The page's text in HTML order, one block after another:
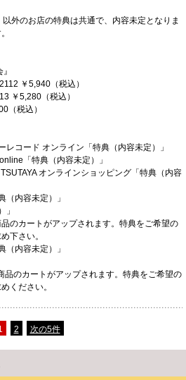
外のお店の特典は共通で、内容未定となりま
￥5,940（税込）
￥5,280（税込）
（税込）
コード オンライン「特典（内容未定）」
「特典（内容未定）」
オンラインショッピング「特典（内容
（内容未定）」
」
のカートがアップされます。特典をご希望の
下さい。
（内容未定）」
のカートがアップされます。特典をご希望の
ください。
2 次の5件